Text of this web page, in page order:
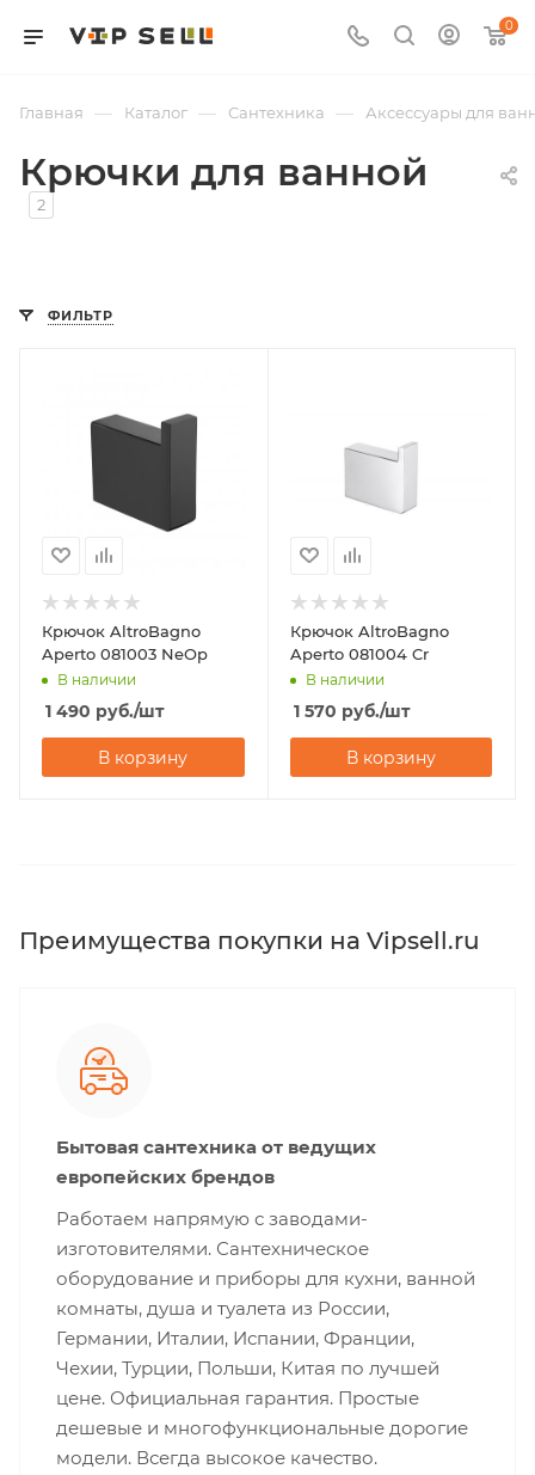
0
Главная — Каталог — Сантехника — Аксессуары для
Крючки для ванной
2
ФИЛЬТР
Крючок AltroBagno
Aperto 081003 NeOp
В наличии
1 490 руб./шт
В корзину
Крючок AltroBagno
Aperto 081004 Cr
В наличии
1 570 руб./шт
В корзину
Преимущества покупки на Vipsell.ru
Бытовая сантехника от ведущих
европейских брендов
Работаем напрямую с заводами-
изготовителями. Сантехническое
оборудование и приборы для кухни, ванной
комнаты, душа и туалета из России,
Германии, Италии, Испании, Франции,
Чехии, Турции, Польши, Китая по лучшей
цене. Официальная гарантия. Простые
дешевые и многофункциональные дорогие
модели. Всегда высокое качество.